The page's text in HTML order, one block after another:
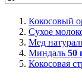
Кокосовый
Сухое
Мед
Миндаль 50
Кокосовая